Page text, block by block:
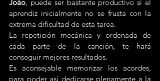
João , puede ser bastante productivo si el
aprendiz inicialmente no se frusta con la
extrema dificultad de esta tarea.
La repetición mecánica y ordenada de
cada parte de la canción, te hará
conseguir mejores resultados.
Es aconsejable memorizar los acordes,
para poder así dedicarse plenamente a la